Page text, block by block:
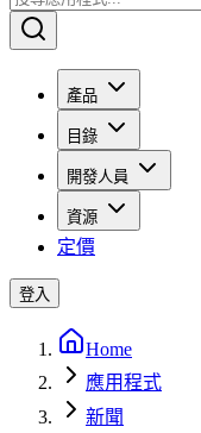
產品
目錄
開發人員
資源
定價
登入
Home
應用程式
新聞